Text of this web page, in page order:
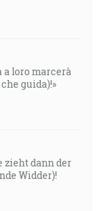
a loro marcerà
guida)!»
zieht dann der
Widder)!